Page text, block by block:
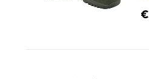
€